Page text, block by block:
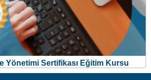
Yönetimi Sertifikası Eğitim Kursu